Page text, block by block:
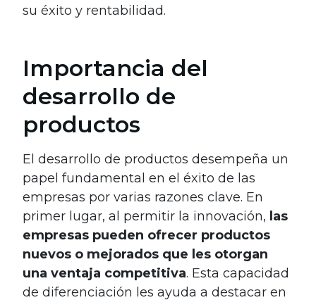
su éxito y rentabilidad.
Importancia del
desarrollo de
productos
El desarrollo de productos desempeña un
papel fundamental en el éxito de las
empresas por varias razones clave. En
primer lugar, al permitir la innovación, las
empresas pueden ofrecer productos
nuevos o mejorados que les otorgan
una ventaja competitiva. Esta capacidad
de diferenciación les ayuda a destacar en